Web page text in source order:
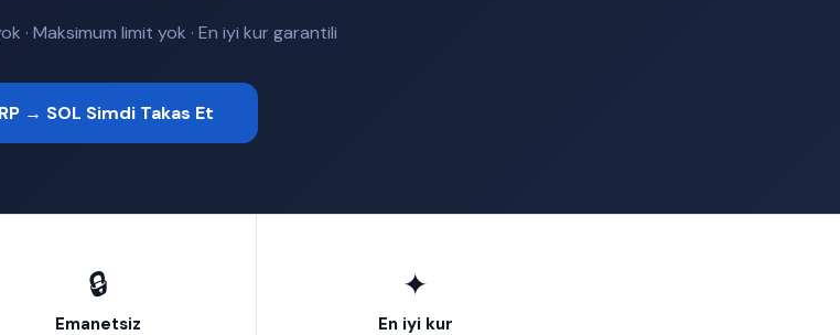
· Maksimum limit yok · En iyi kur garantili
→ SOL Simdi Takas Et
🔒
Emanetsiz
✦
En iyi kur